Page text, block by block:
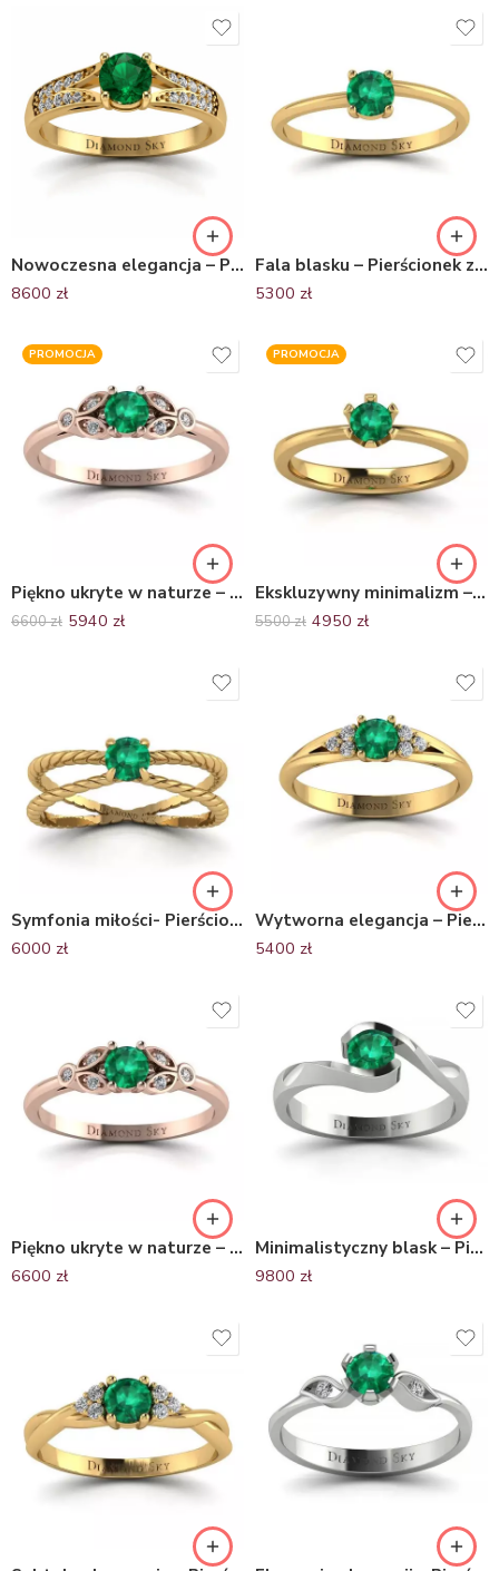
Nowoczesna elegancja – Pierścionek zaręczynowy z żółtego złota z szmaragdem i diamentami
8600 zł
Fala blasku – Pierścionek zaręczynowy z żółtego złota, ze szmaragdem
5300 zł
PROMOCJA
Piękno ukryte w naturze – Pierścionek zaręczynowy z różowego złota ze szmaragdem i brylantami
6600zł 5940 zł
PROMOCJA
Ekskluzywny minimalizm – Pierścionek zaręczynowy z żółtego złota ze szmaragdem
5500zł 4950 zł
Symfonia miłości- Pierścionek zaręczynowy z żółtego złota próby 585 ze szmaragdem
6000 zł
Wytworna elegancja – Pierścionek zaręczynowy Diamond Sky, żółte złoto, szmaragd, diamenty
5400 zł
Piękno ukryte w naturze – Pierścionek zaręczynowy z różowego złota ze szmaragdem i brylantami
6600 zł
Minimalistyczny blask – Pierścionek zaręczynowy z platyny ze szmaragdem
9800 zł